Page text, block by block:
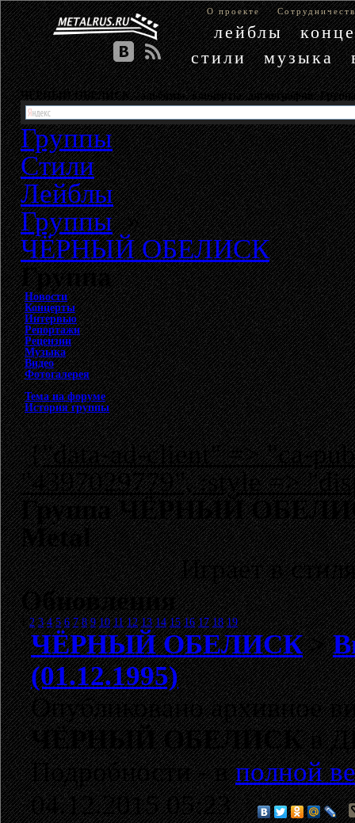
О проекте
лейблы
стили
музыка
ЧЁРНЫЙ ОБЕЛИСК - альбомы, концерты, дискография.
Группы
Стили
Лейблы
Группы»
ЧЁРНЫЙ ОБЕЛИСК
Группа
Новости
Концерты
Интервью
Репортажи
Рецензии
Музыка
Видео
Фотогалерея
Тема на форуме
История группы
{"data-ad-client" => "ca-
"4397029779", :style =>
Группа ЧЁРНЫЙ
Metal
Играет в
Обновления
1 2 3 4 5 6 7 8 9 10 11 12 13 14 15 16 17 18 19
ЧЁРНЫЙ ОБЕЛИСК>
(01.12.1995)
Опубликовано архивное
ЧЁРНЫЙ ОБЕЛИСКв
Подробности - вполной
04.12.2015 05:23